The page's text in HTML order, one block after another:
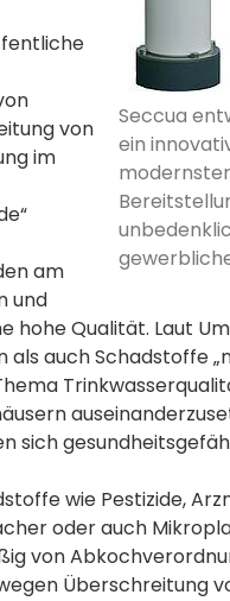
Seccua
ein
von
im
am
und
hohe Qualität. Laut
auch Schadstoffe
sich
wie Pestizide,
oder auch
von
Überschreitung